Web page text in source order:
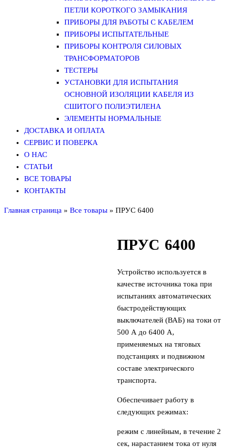
ПЕТЛИ КОРОТКОГО ЗАМЫКАНИЯ
ПРИБОРЫ ДЛЯ РАБОТЫ С КАБЕЛЕМ
ПРИБОРЫ ИСПЫТАТЕЛЬНЫЕ
ПРИБОРЫ КОНТРОЛЯ СИЛОВЫХ
ТРАНСФОРМАТОРОВ
ТЕСТЕРЫ
УСТАНОВКИ ДЛЯ ИСПЫТАНИЯ
ОСНОВНОЙ ИЗОЛЯЦИИ КАБЕЛЯ ИЗ
СШИТОГО ПОЛИЭТИЛЕНА
ЭЛЕМЕНТЫ НОРМАЛЬНЫЕ
ДОСТАВКА И ОПЛАТА
СЕРВИС И ПОВЕРКА
О НАС
СТАТЬИ
ВСЕ ТОВАРЫ
КОНТАКТЫ
Главная страница » Все товары » ПРУС 6400
ПРУС 6400
Устройство используется в
качестве источника тока при
испытаниях автоматических
быстродействующих
выключателей (ВАБ) на токи от
500 А до 6400 А,
применяемых на тяговых
подстанциях и подвижном
составе электрического
транспорта.
Обеспечивает работу в
следующих режимах:
режим с линейным, в течение 2
сек, нарастанием тока от нуля